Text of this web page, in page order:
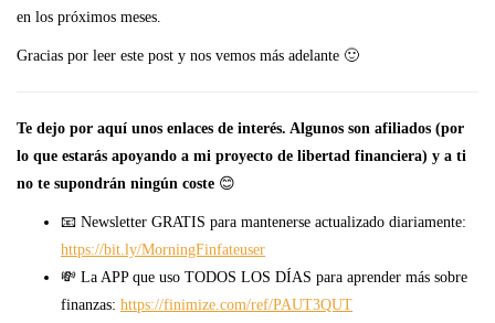
en los próximos meses.
Gracias por leer este post y nos vemos más adelante 🙂
Te dejo por aquí unos enlaces de interés. Algunos son afiliados (por
lo que estarás apoyando a mi proyecto de libertad financiera) y a ti
no te supondrán ningún coste 😊
📧 Newsletter GRATIS para mantenerse actualizado diariamente:
https://bit.ly/MorningFinfateuser
💸 La APP que uso TODOS LOS DÍAS para aprender más sobre
finanzas: https://finimize.com/ref/PAUT3QUT